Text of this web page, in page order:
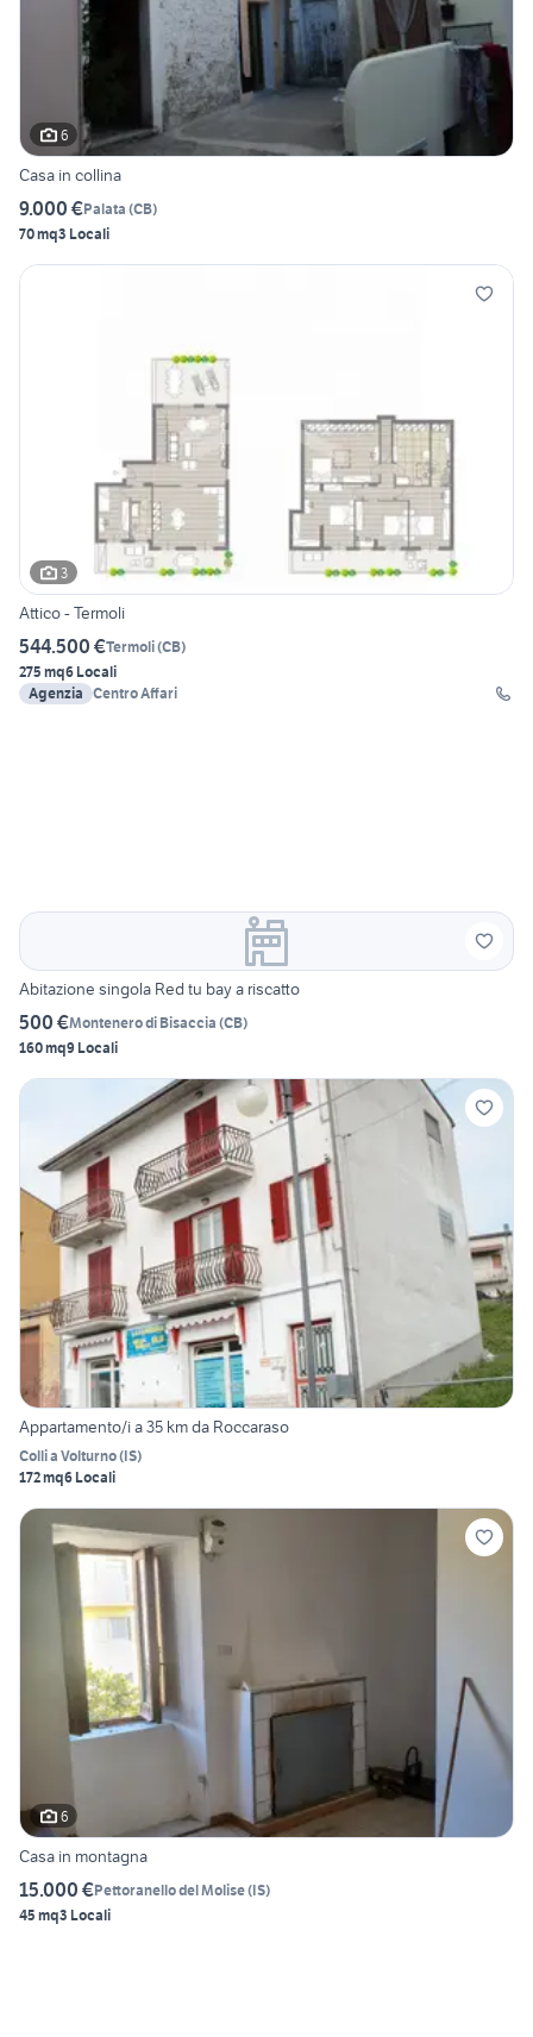
6
Casa in collina
9.000 €Palata (CB)
70 mq3 Locali
3
Attico - Termoli
544.500 €Termoli(CB)
275 mq6 Locali
Agenzia Centro Affari
Abitazione singola Red tu bay a riscatto
500 €Montenero di Bisaccia (CB)
160 mq9 Locali
Appartamento/i a 35 km da Roccaraso
Colli a Volturno(IS)
172 mq6 Locali
6
Casa in montagna
15.000 €Pettoranello del Molise(IS)
45 mq3 Locali